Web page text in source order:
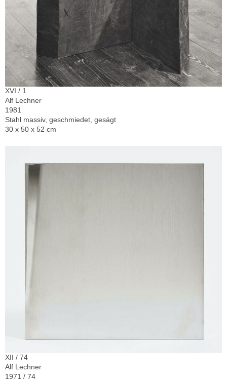
XVI / 1
Alf Lechner
1981
Stahl massiv, geschmiedet, gesägt
30 x 50 x 52 cm
XII / 74
Alf Lechner
1971 / 74